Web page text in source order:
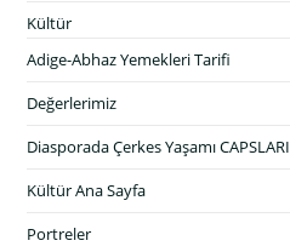
Kültür
Adige-Abhaz Yemekleri Tarifi
Değerlerimiz
Diasporada Çerkes Yaşamı CAPSLARI
Kültür Ana Sayfa
Portreler